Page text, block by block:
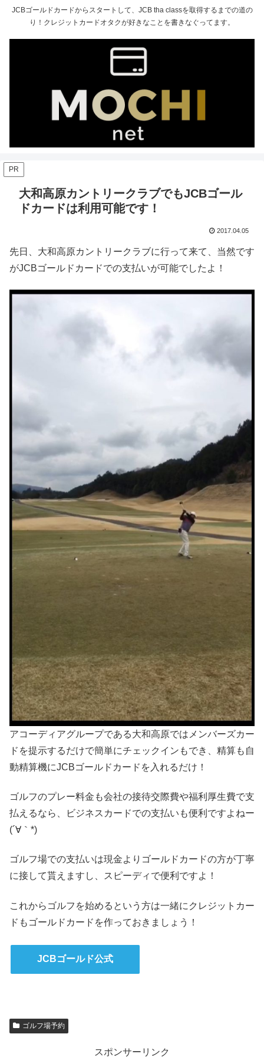
JCBゴールドカードからスタートして、JCB tha classを取得するまでの道の
り！クレジットカードオタクが好きなことを書きなぐってます。
PR
大和高原カントリークラブでもJCBゴール
ドカードは利用可能です！
2017.04.05
先日、大和高原カントリークラブに行って来て、当然です
がJCBゴールドカードでの支払いが可能でしたよ！
アコーディアグループである大和高原ではメンバーズカー
ドを提示するだけで簡単にチェックインもでき、精算も自
動精算機にJCBゴールドカードを入れるだけ！
ゴルフのプレー料金も会社の接待交際費や福利厚生費で支
払えるなら、ビジネスカードでの支払いも便利ですよねー
(´∀｀*)
ゴルフ場での支払いは現金よりゴールドカードの方が丁寧
に接して貰えますし、スピーディで便利ですよ！
これからゴルフを始めるという方は一緒にクレジットカー
ドもゴールドカードを作っておきましょう！
JCBゴールド公式
ゴルフ場予約
スポンサーリンク